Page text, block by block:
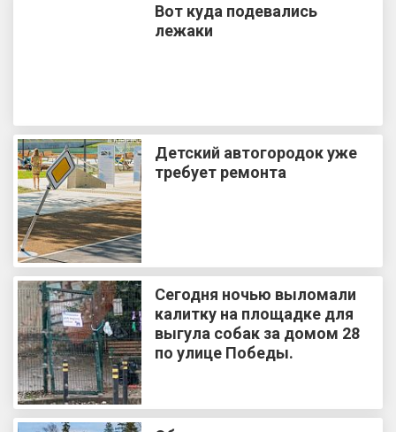
Вот куда подевались
лежаки
Детский автогородок уже
требует ремонта
Сегодня ночью выломали
калитку на площадке для
выгула собак за домом 28
по улице Победы.